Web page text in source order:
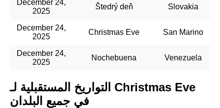
December 24,
2025
Štedrý deň Slovakia
December 24,
2025
Christmas Eve San Marino
December 24,
2025
Nochebuena Venezuela
التواريخ المستقبلية لـ Christmas Eve
في جميع البلدان